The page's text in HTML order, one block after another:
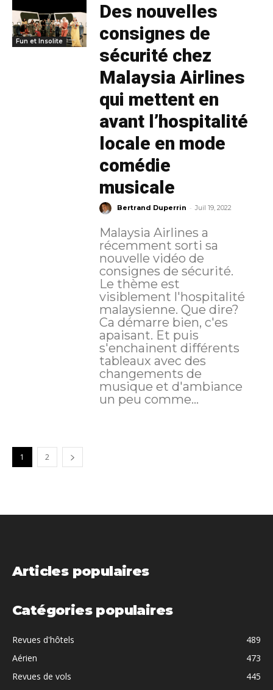
Fun et Insolite
Des nouvelles
consignes de
sécurité chez
Malaysia Airlines
qui mettent en
avant l’hospitalité
locale en mode
comédie
musicale
Bertrand Duperrin - Juil 19, 2022
Malaysia Airlines a
récemment sorti sa
nouvelle vidéo de
consignes de sécurité.
Le thème est
visiblement l'hospitalité
malaysienne. Que dire?
Ca démarre bien, c'es
apaisant. Et puis
s'enchainent différents
tableaux avec des
changements de
musique et d'ambiance
un peu comme...
1 2
Articles populaires
Catégories populaires
Revues d'hôtels
489
Aérien
473
Revues de vols
445